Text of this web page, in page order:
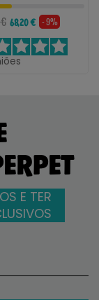
68,20 € - 9%
E TER